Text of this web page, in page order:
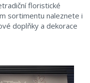
floristické
sortimentu naleznete i
doplňky a dekorace